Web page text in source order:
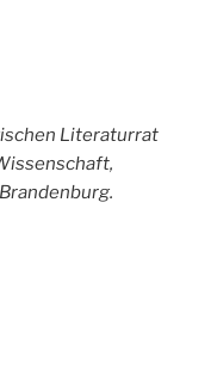
Literaturrat